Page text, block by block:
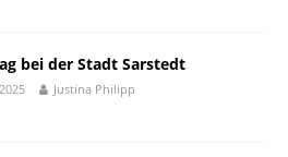
bei der Stadt Sarstedt
Justina Philipp